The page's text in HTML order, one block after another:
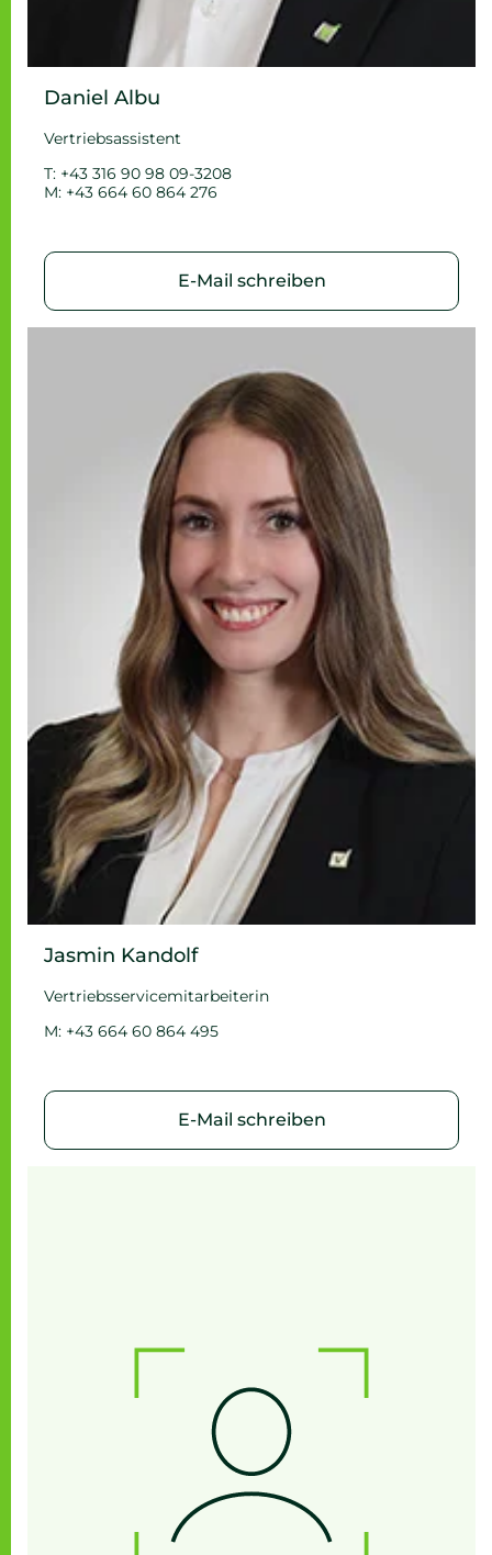
Daniel Albu
Vertriebsassistent
T: +43 316 90 98 09-3208
M: +43 664 60 864 276
E-Mail schreiben
Jasmin Kandolf
Vertriebsservicemitarbeiterin
M: +43 664 60 864 495
E-Mail schreiben